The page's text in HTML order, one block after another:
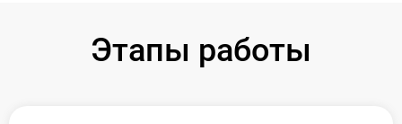
Этапы работы